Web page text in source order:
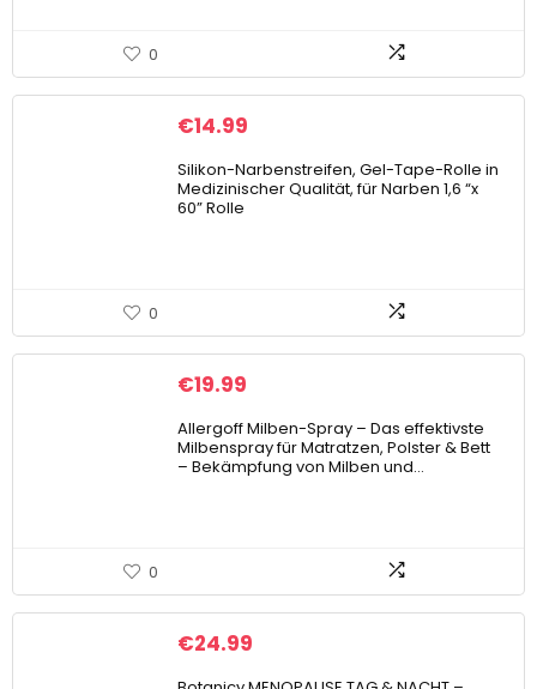
0
€14.99
Silikon-Narbenstreifen, Gel-Tape-Rolle in
Medizinischer Qualität, für Narben 1,6 “x
60” Rolle
0
€19.99
Allergoff Milben-Spray – Das effektivste
Milbenspray für Matratzen, Polster & Bett
– Bekämpfung von Milben und…
0
€24.99